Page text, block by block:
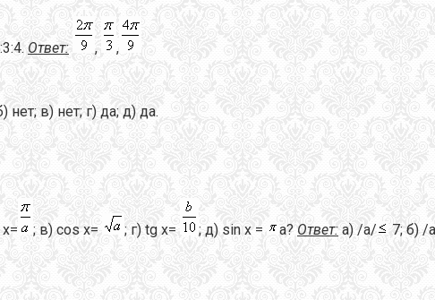
Ответ: , ,
нет; в) нет; г) да; д) да.
; в) cos x= ; г) tg x= ; д) sin x = a? Ответ: а) /a/ 7; б) /